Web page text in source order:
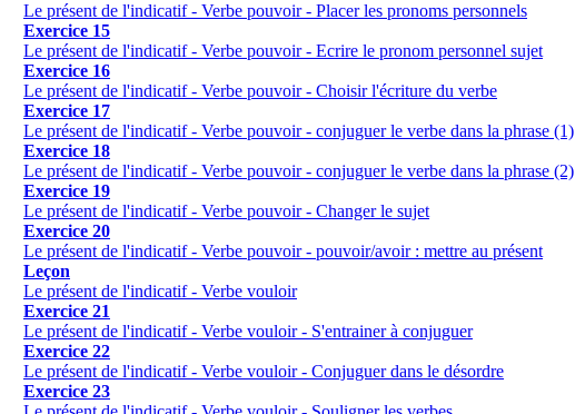
Le présent de l'indicatif - Verbe pouvoir - Placer les pronoms personnels
Exercice 15
Le présent de l'indicatif - Verbe pouvoir - Ecrire le pronom personnel sujet
Exercice 16
Le présent de l'indicatif - Verbe pouvoir - Choisir l'écriture du verbe
Exercice 17
Le présent de l'indicatif - Verbe pouvoir - conjuguer le verbe dans la phrase (1)
Exercice 18
Le présent de l'indicatif - Verbe pouvoir - conjuguer le verbe dans la phrase (2)
Exercice 19
Le présent de l'indicatif - Verbe pouvoir - Changer le sujet
Exercice 20
Le présent de l'indicatif - Verbe pouvoir - pouvoir/avoir : mettre au présent
Leçon
Le présent de l'indicatif - Verbe vouloir
Exercice 21
Le présent de l'indicatif - Verbe vouloir - S'entrainer à conjuguer
Exercice 22
Le présent de l'indicatif - Verbe vouloir - Conjuguer dans le désordre
Exercice 23